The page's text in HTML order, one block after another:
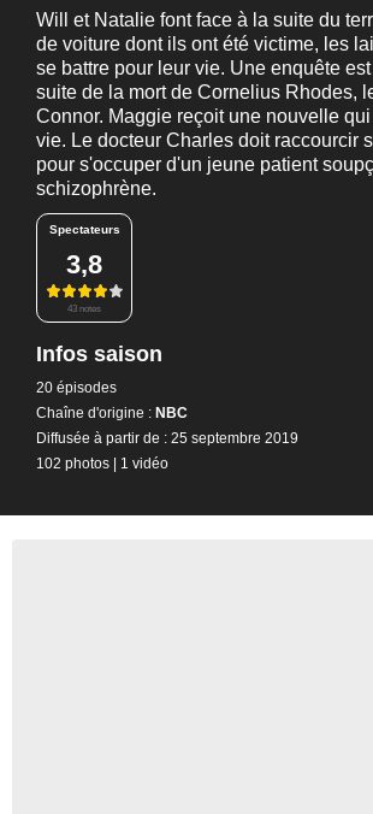
Will et Natalie font face à la suite du
de voiture dont ils ont été victime, les
se battre pour leur vie. Une enquête
suite de la mort de Cornelius Rhodes,
Connor. Maggie reçoit une nouvelle
vie. Le docteur Charles doit raccourcir
pour s'occuper d'un jeune patient
schizophrène.
Spectateurs
3,8
43 notes
Infos saison
20 épisodes
Chaîne d'origine : NBC
Diffusée à partir de : 25 septembre 2019
102 photos | 1 vidéo